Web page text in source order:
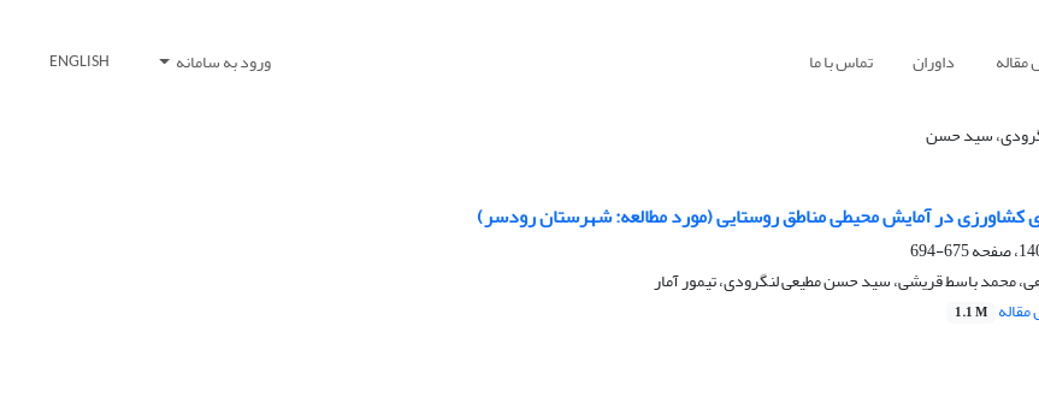
مقاله داوران تماس با ما ورود به سامانه ENGLISH
سید حسن
در آمایش محیطی مناطق روستایی (مورد مطالعه: شهرستان رودسر)
675-694
محمد باسط قریشی، سید حسن مطیعی لنگرودی، تیمور آمار
1.1 M